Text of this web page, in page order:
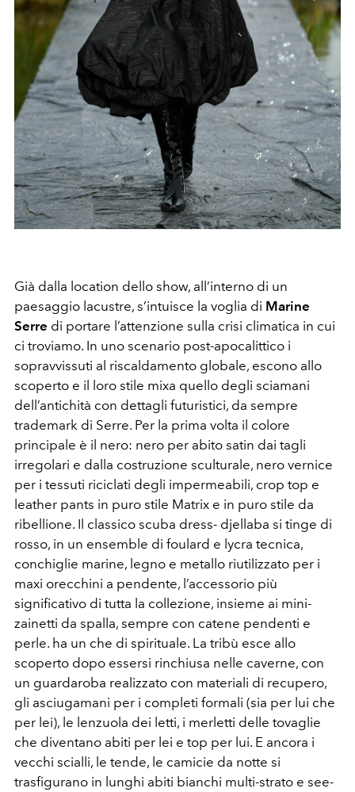
Già dalla location dello show, all’interno di un
paesaggio lacustre, s’intuisce la voglia di Marine
Serre di portare l’attenzione sulla crisi climatica in cui
ci troviamo. In uno scenario post-apocalittico i
sopravvissuti al riscaldamento globale, escono allo
scoperto e il loro stile mixa quello degli sciamani
dell’antichità con dettagli futuristici, da sempre
trademark di Serre. Per la prima volta il colore
principale è il nero: nero per abito satin dai tagli
irregolari e dalla costruzione sculturale, nero vernice
per i tessuti riciclati degli impermeabili, crop top e
leather pants in puro stile Matrix e in puro stile da
ribellione. Il classico scuba dress- djellaba si tinge di
rosso, in un ensemble di foulard e lycra tecnica,
conchiglie marine, legno e metallo riutilizzato per i
maxi orecchini a pendente, l’accessorio più
significativo di tutta la collezione, insieme ai mini-
zainetti da spalla, sempre con catene pendenti e
perle. ha un che di spirituale. La tribù esce allo
scoperto dopo essersi rinchiusa nelle caverne, con
un guardaroba realizzato con materiali di recupero,
gli asciugamani per i completi formali (sia per lui che
per lei), le lenzuola dei letti, i merletti delle tovaglie
che diventano abiti per lei e top per lui. E ancora i
vecchi scialli, le tende, le camicie da notte si
trasfigurano in lunghi abiti bianchi multi-strato e see-